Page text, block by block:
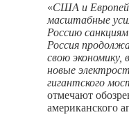
«США и
масштабные
Россию
Россия
свою экономику,
новые
гигантского
отмечают
американского